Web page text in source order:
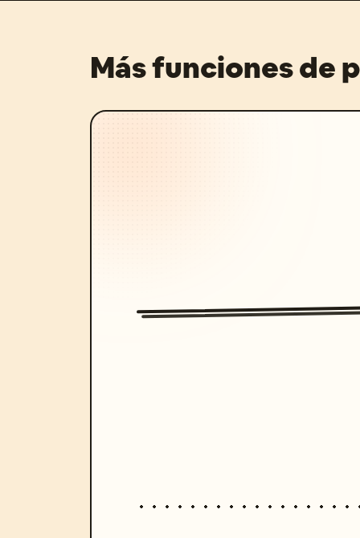
Más funciones de